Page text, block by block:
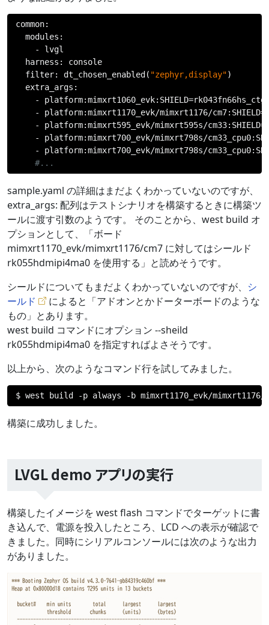
common:
  modules
:
-
lvgl
  harness
:
console
  filter
: dt_chosen_enabled ( "zephyr,display")
  extra_args
:
-
platform:mimxrt1060_evk: SHIELD=rk043fn66hs_ctg
-
platform:mimxrt1170_evk/mimxrt1176/cm7: SHIELD=
-
platform:mimxrt595_evk/mimxrt595s/cm33: SHIELD=
-
platform:mimxrt700_evk/mimxrt798s/cm33_cpu0:
-
platform:mimxrt700_evk/mimxrt798s/cm33_cpu0:
#...
sample.yaml の詳細はまだよくわかっていないのですが、
extra_args: 配列はテストシナリオを構築するときに構築ツ
ールに渡す引数のようです。 そのことから、west build オ
プションとして、「ボード
mimxrt1170_evk/mimxrt1176/cm7 に対してはシールド
rk055hdmipi4ma0 を使用する」と読めそうです。
シールドについてもまだよくわかっていないのですが、 シ
ールド
によると「アドオンとかドーターボードのような
もの」とあります。
west build コマンドにオプション --sheild
rk055hdmipi4ma0 を指定すればよさそうです。
以上から、次のようなコマンド行を試してみました。
$ west build -p always - b mimxrt1170_evk/mimxrt1176
構築に成功しました。
LVGL demo アプリの実行
構築したイメージを west flash コマンドでターゲットに書
き込んで、電源を投入したところ、LCD への表示が確認で
きました。同時にシリアルコンソールには次のような出力
がありました。